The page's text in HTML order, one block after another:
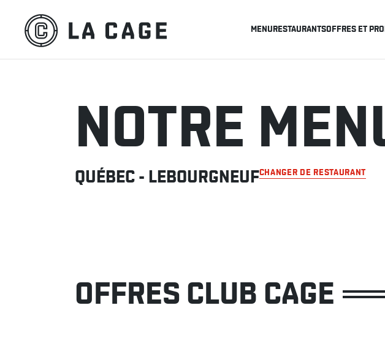
MENURESTAURANTSOFFRES ET
NOTRE
QUÉBEC - LEBOURGNEUFCHANGER DE RESTAURANT
OFFRES CLUB CAGE